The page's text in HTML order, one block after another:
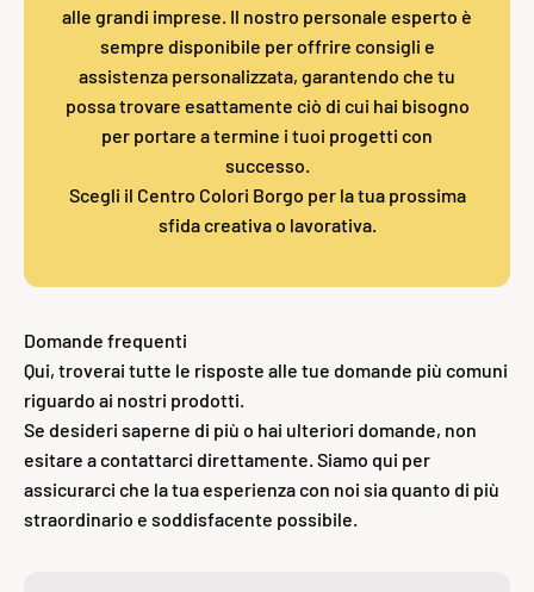
alle grandi imprese. Il nostro personale esperto è
sempre disponibile per offrire consigli e
assistenza personalizzata, garantendo che tu
possa trovare esattamente ciò di cui hai bisogno
per portare a termine i tuoi progetti con
successo.
Scegli il Centro Colori Borgo per la tua prossima
sfida creativa o lavorativa.
Domande frequenti
Qui, troverai tutte le risposte alle tue domande più comuni
riguardo ai nostri prodotti.
Se desideri saperne di più o hai ulteriori domande, non
esitare a contattarci direttamente. Siamo qui per
assicurarci che la tua esperienza con noi sia quanto di più
straordinario e soddisfacente possibile.